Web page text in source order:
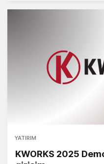
YATIRIM
KWORKS 2025